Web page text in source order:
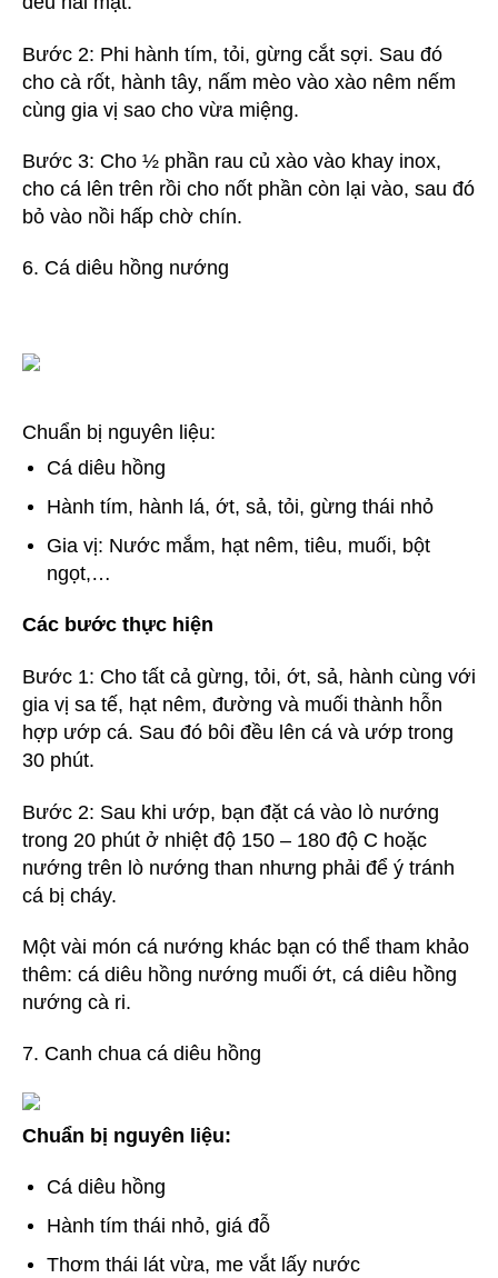
Bước 2: Phi hành tím, tỏi, gừng cắt sợi. Sau đó
cho cà rốt, hành tây, nấm mèo vào xào nêm nếm
cùng gia vị sao cho vừa miệng.
Bước 3: Cho ½ phần rau củ xào vào khay inox,
cho cá lên trên rồi cho nốt phần còn lại vào, sau đó
bỏ vào nồi hấp chờ chín.
6. Cá diêu hồng nướng
Chuẩn bị nguyên liệu:
Cá diêu hồng
Hành tím, hành lá, ớt, sả, tỏi, gừng thái nhỏ
Gia vị: Nước mắm, hạt nêm, tiêu, muối, bột
ngọt,…
Các bước thực hiện
Bước 1: Cho tất cả gừng, tỏi, ớt, sả, hành cùng với
gia vị sa tế, hạt nêm, đường và muối thành hỗn
hợp ướp cá. Sau đó bôi đều lên cá và ướp trong
30 phút.
Bước 2: Sau khi ướp, bạn đặt cá vào lò nướng
trong 20 phút ở nhiệt độ 150 – 180 độ C hoặc
nướng trên lò nướng than nhưng phải để ý tránh
cá bị cháy.
Một vài món cá nướng khác bạn có thể tham khảo
thêm: cá diêu hồng nướng muối ớt, cá diêu hồng
nướng cà ri.
7. Canh chua cá diêu hồng
Chuẩn bị nguyên liệu:
Cá diêu hồng
Hành tím thái nhỏ, giá đỗ
Thơm thái lát vừa, me vắt lấy nước